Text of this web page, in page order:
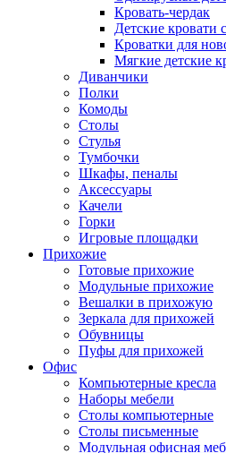
Кровать-чердак
Детские кровати
Кроватки для
Мягкие детские
Диванчики
Полки
Комоды
Столы
Стулья
Тумбочки
Шкафы, пеналы
Аксессуары
Качели
Горки
Игровые площадки
Прихожие
Готовые прихожие
Модульные прихожие
Вешалки в прихожую
Зеркала для прихожей
Обувницы
Пуфы для прихожей
Офис
Компьютерные кресла
Наборы мебели
Столы компьютерные
Столы письменные
Модульная офисная